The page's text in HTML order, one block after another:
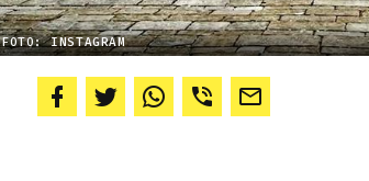
FOTO: INSTAGRAM